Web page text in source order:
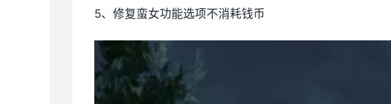
5、修复蛮女功能选项不消耗钱币